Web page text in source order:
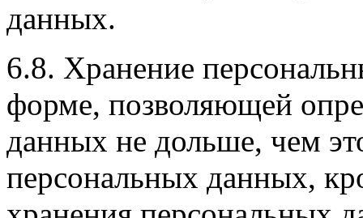
данных.
6.8. Хранение
форме, позволяющей
данных не дольше, чем
персональных данных,